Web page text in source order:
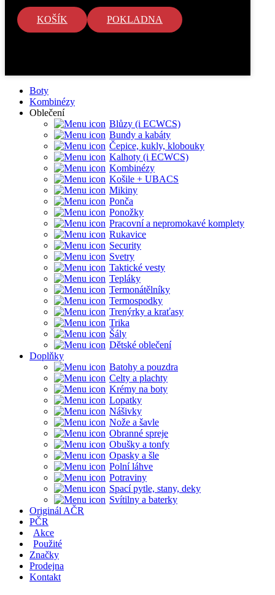
KOŠÍK POKLADNA
Boty
Kombinézy
Oblečení
Blůzy (i ECWCS)
Bundy a kabáty
Čepice, kukly, klobouky
Kalhoty (i ECWCS)
Kombinézy
Košile + UBACS
Mikiny
Ponča
Ponožky
Pracovní a nepromokavé komplety
Rukavice
Security
Svetry
Taktické vesty
Tepláky
Termonátělníky
Termospodky
Trenýrky a kraťasy
Trika
Šály
Dětské oblečení
Doplňky
Batohy a pouzdra
Celty a plachty
Krémy na boty
Lopatky
Nášivky
Nože a šavle
Obranné spreje
Obušky a tonfy
Opasky a šle
Polní láhve
Potraviny
Spací pytle, stany, deky
Svítilny a baterky
Originál AČR
PČR
Akce
Použité
Značky
Prodejna
Kontakt